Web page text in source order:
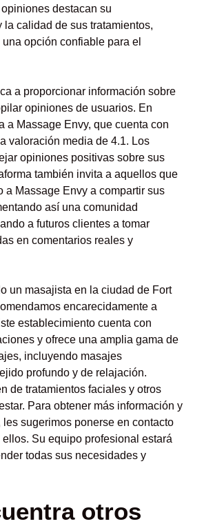
destacan su
la calidad de sus tratamientos,
opción confiable para el
a proporcionar información sobre
opiniones de usuarios. En
a Massage Envy, que cuenta con
valoración media de 4.1. Los
opiniones positivas sobre sus
también invita a aquellos que
a Massage Envy a compartir sus
así una comunidad
a futuros clientes a tomar
en comentarios reales y
un masajista en la ciudad de Fort
encarecidamente a
establecimiento cuenta con
y ofrece una amplia gama de
incluyendo masajes
profundo y de relajación.
de tratamientos faciales y otros
Para obtener más información y
sugerimos ponerse en contacto
Su equipo profesional estará
todas sus necesidades y
otros